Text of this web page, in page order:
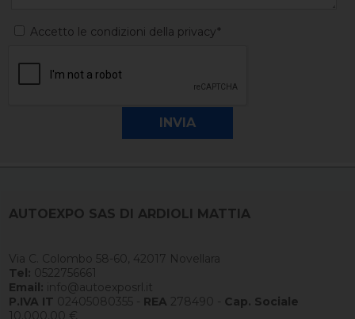
Accetto le condizioni della privacy*
AUTOEXPO SAS DI ARDIOLI MATTIA
Via C. Colombo 58-60, 42017 Novellara
Tel: 0522756661
Email: info@autoexposrl.it
P.IVA IT 02405080355 - REA 278490 - Cap. Sociale
10.000,00 €